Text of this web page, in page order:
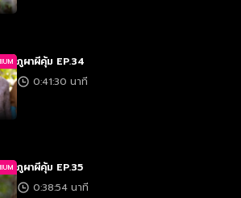
ภูผาผีคุ้ม EP.34
0:41:30 นาที
ภูผาผีคุ้ม EP.35
0:38:54 นาที